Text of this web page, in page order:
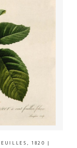
1820 |